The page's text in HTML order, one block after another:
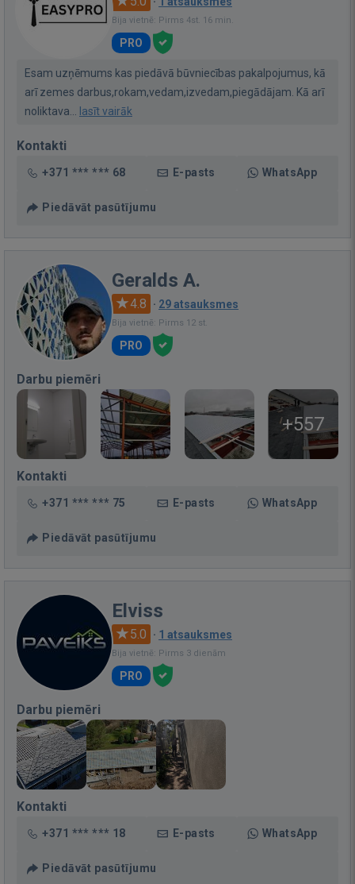
Bija vietnē: Pirms 4st. 16 min.
PRO
Esam uzņēmums kas piedāvā būvniecības pakalpojumus, kā
arī zemes darbus,rokam,vedam,izvedam,piegādājam. Kā arī
noliktava... lasīt vairāk
Kontakti
+371 *** *** 68 E-pasts WhatsApp
Piedāvāt pasūtījumu
Geralds A.
4.8 · 29 atsauksmes
Bija vietnē: Pirms 12 st.
PRO
Darbu piemēri
+557
Kontakti
+371 *** *** 75 E-pasts WhatsApp
Piedāvāt pasūtījumu
Elviss
5.0 · 1 atsauksmes
Bija vietnē: Pirms 3 dienām
PRO
Darbu piemēri
Kontakti
+371 *** *** 18 E-pasts WhatsApp
Piedāvāt pasūtījumu